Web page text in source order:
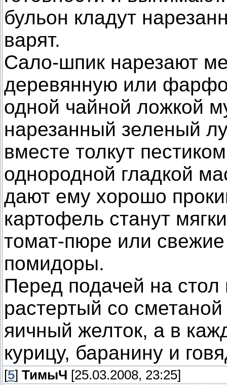
бульон кладут
варят.
Сало-шпик нарезают
деревянную или
одной чайной ложкой
нарезанный зеленый
вместе толкут
однородной гладкой
дают ему хорошо
картофель станут
томат-пюре или
помидоры.
Перед подачей на
растертый со
яичный желток, а в
курицу, баранину и
[5] ТимыЧ [25.03.2008, 23:25]